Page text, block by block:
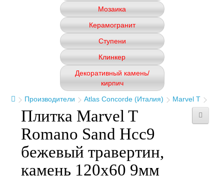
Мозаика
Керамогранит
Ступени
Клинкер
Декоративный камень/
кирпич
Производители
Atlas Concorde (Италия) Marvel T
Плитка Marvel T
Romano Sand Hcc9
бежевый травертин,
камень 120x60 9мм